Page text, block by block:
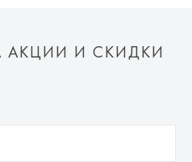
И СКИДКИ